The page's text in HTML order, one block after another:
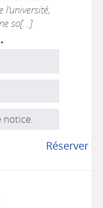
l’université,
so[...]
notice.
Réserver